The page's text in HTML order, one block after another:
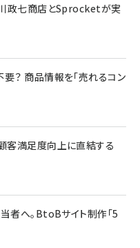
政七商店とSprocketが実
？ 商品情報を「売れるコン
客満足度向上に直結する
者へ。BtoBサイト制作「5